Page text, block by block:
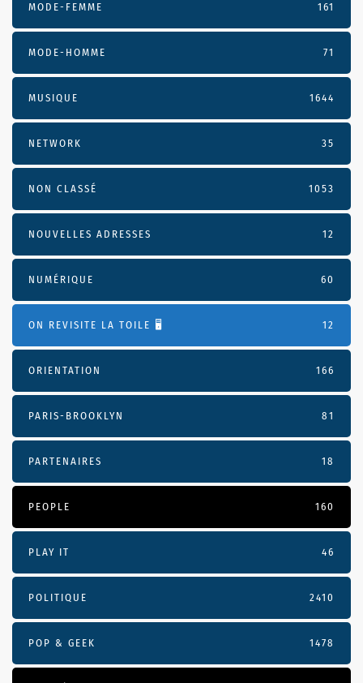
MODE-FEMME 161
MODE-HOMME 71
MUSIQUE 1644
NETWORK 35
NON CLASSÉ 1053
NOUVELLES ADRESSES 12
NUMÉRIQUE 60
ON REVISITE LA TOILE 🖥️ 12
ORIENTATION 166
PARIS-BROOKLYN 81
PARTENAIRES 18
PEOPLE 160
PLAY IT 46
POLITIQUE 2410
POP & GEEK 1478